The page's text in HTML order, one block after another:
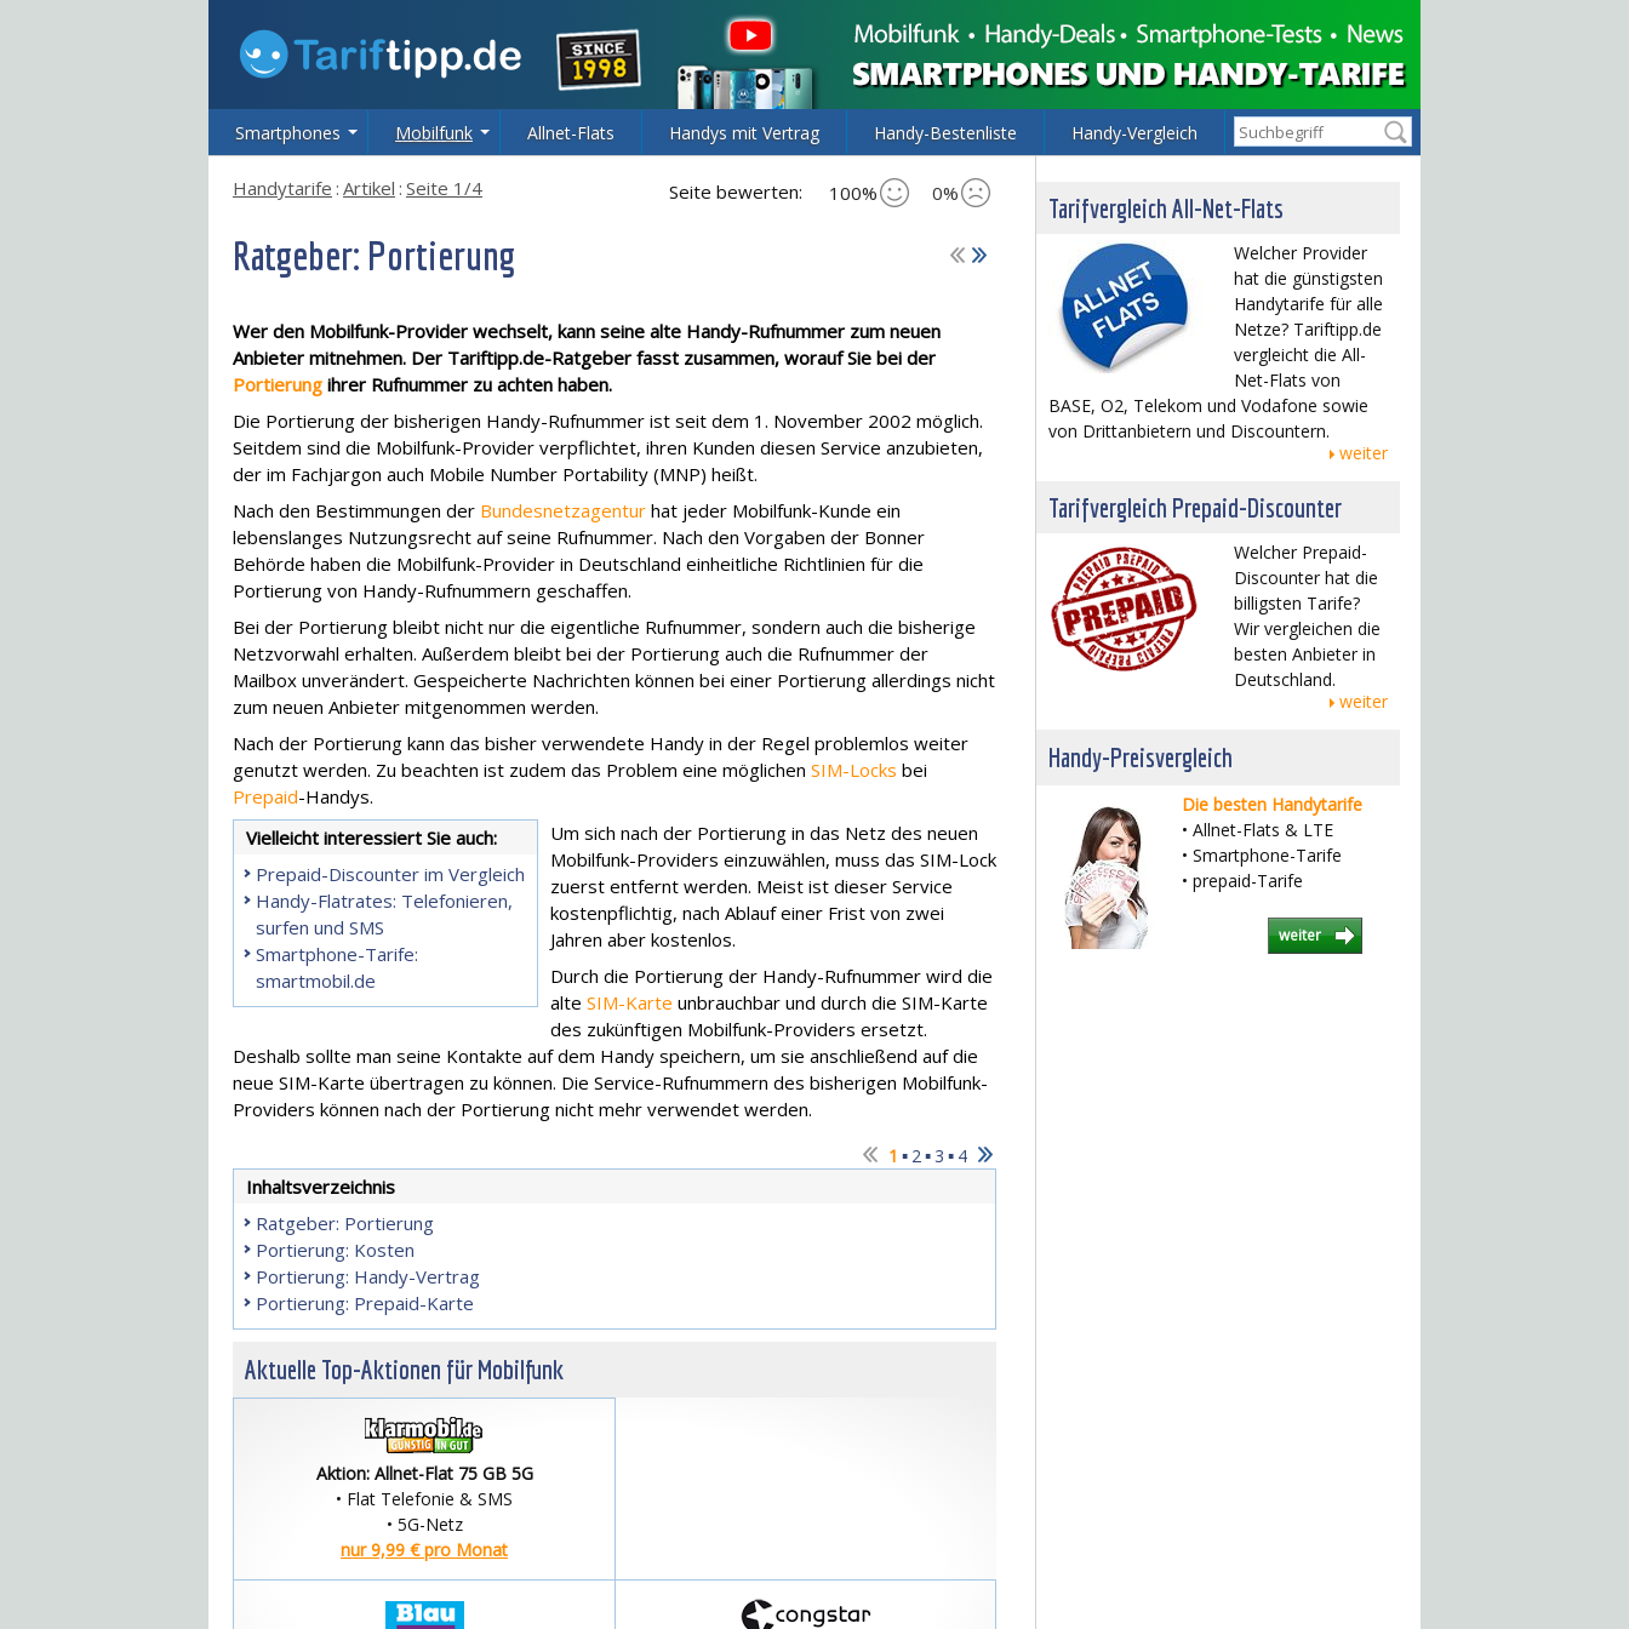
Smartphones Mobilfunk Allnet-Flats Handys mit Vertrag Handy-Bestenliste Handy-Vergleich
Seite bewerten: 100% 0%
Handytarife : Artikel : Seite 1/4
Ratgeber: Portierung
Wer den Mobilfunk-Provider wechselt, kann seine alte Handy-Rufnummer zum neuen
Anbieter mitnehmen. Der Tariftipp.de-Ratgeber fasst zusammen, worauf Sie bei der
Portierung ihrer Rufnummer zu achten haben.
Die Portierung der bisherigen Handy-Rufnummer ist seit dem 1. November 2002 möglich.
Seitdem sind die Mobilfunk-Provider verpflichtet, ihren Kunden diesen Service anzubieten,
der im Fachjargon auch Mobile Number Portability (MNP) heißt.
Nach den Bestimmungen der Bundesnetzagentur hat jeder Mobilfunk-Kunde ein
lebenslanges Nutzungsrecht auf seine Rufnummer. Nach den Vorgaben der Bonner
Behörde haben die Mobilfunk-Provider in Deutschland einheitliche Richtlinien für die
Portierung von Handy-Rufnummern geschaffen.
Bei der Portierung bleibt nicht nur die eigentliche Rufnummer, sondern auch die bisherige
Netzvorwahl erhalten. Außerdem bleibt bei der Portierung auch die Rufnummer der
Mailbox unverändert. Gespeicherte Nachrichten können bei einer Portierung allerdings nicht
zum neuen Anbieter mitgenommen werden.
Nach der Portierung kann das bisher verwendete Handy in der Regel problemlos weiter
genutzt werden. Zu beachten ist zudem das Problem eine möglichen SIM-Locks bei
Prepaid-Handys.
Vielleicht interessiert Sie auch:
Prepaid-Discounter im Vergleich
Handy-Flatrates: Telefonieren,
surfen und SMS
Smartphone-Tarife:
smartmobil.de
Um sich nach der Portierung in das Netz des neuen
Mobilfunk-Providers einzuwählen, muss das SIM-Lock
zuerst entfernt werden. Meist ist dieser Service
kostenpflichtig, nach Ablauf einer Frist von zwei
Jahren aber kostenlos.
Durch die Portierung der Handy-Rufnummer wird die
alte SIM-Karte unbrauchbar und durch die SIM-Karte
des zukünftigen Mobilfunk-Providers ersetzt.
Deshalb sollte man seine Kontakte auf dem Handy speichern, um sie anschließend auf die
neue SIM-Karte übertragen zu können. Die Service-Rufnummern des bisherigen Mobilfunk-
Providers können nach der Portierung nicht mehr verwendet werden.
1 ▪ 2▪ 3 ▪ 4
Inhaltsverzeichnis
Ratgeber: Portierung
Portierung: Kosten
Portierung: Handy-Vertrag
Portierung: Prepaid-Karte
Aktuelle Top-Aktionen für Mobilfunk
Aktion: Allnet-Flat 75 GB 5G
• Flat Telefonie & SMS
• 5G-Netz
nur 9,99 € pro Monat
Tarifvergleich All-Net-Flats
Welcher Provider
hat die günstigsten
Handytarife für alle
Netze? Tariftipp.de
vergleicht die All-
Net-Flats von
BASE, O2, Telekom und Vodafone sowie
von Drittanbietern und Discountern.
weiter
Tarifvergleich Prepaid-Discounter
Welcher Prepaid-
Discounter hat die
billigsten Tarife?
Wir vergleichen die
besten Anbieter in
Deutschland.
weiter
Handy-Preisvergleich
Die besten Handytarife
• Allnet-Flats & LTE
• Smartphone-Tarife
• prepaid-Tarife
weiter